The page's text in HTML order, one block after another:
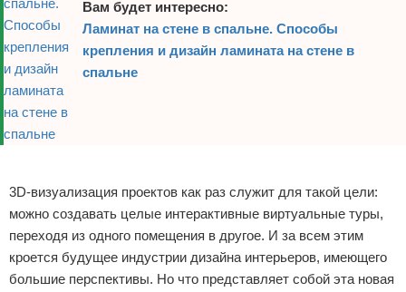
Вам будет интересно:
Ламинат на стене в спальне. Способы
крепления и дизайн ламината на стене в
спальне
3D-визуализация проектов как раз служит для такой цели:
можно создавать целые интерактивные виртуальные туры,
переходя из одного помещения в другое. И за всем этим
кроется будущее индустрии дизайна интерьеров, имеющего
большие перспективы. Но что представляет собой эта новая